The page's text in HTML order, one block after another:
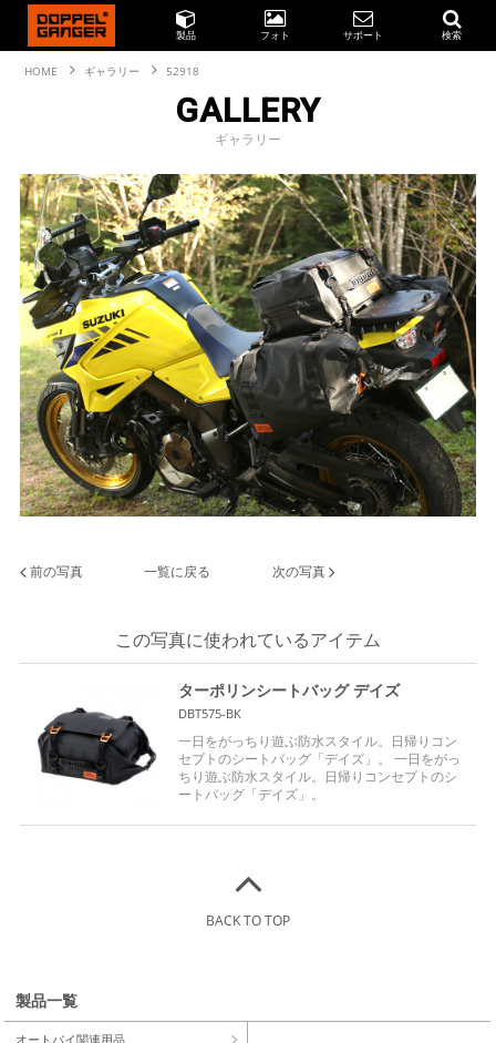
製品 フォト サポート 検索
HOME ギャラリー 52918
GALLERY
ギャラリー
前の写真 一覧に戻る 次の写真
この写真に使われているアイテム
ターポリンシートバッグ デイズ
DBT575-BK
一日をがっちり遊ぶ防水スタイル。日帰りコン
セプトのシートバッグ「デイズ」。 一日をがっ
ちり遊ぶ防水スタイル。日帰りコンセプトのシ
ートバッグ「デイズ」。
BACK TO TOP
製品一覧
オートバイ関連用品